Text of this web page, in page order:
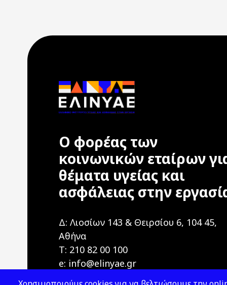
Ο φορέας των
κοινωνικών εταίρων
θέματα υγείας και
ασφάλειας στην
Δ: Λιοσίων 143 & Θειρσίου 6, 104 45,
Αθήνα
T: 210 82 00 100
e: info@elinyae.gr